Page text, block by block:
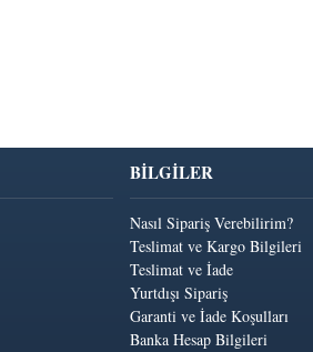
BİLGİLER
Nasıl Sipariş Verebilirim?
Teslimat ve Kargo Bilgileri
Teslimat ve İade
Yurtdışı Sipariş
Garanti ve İade Koşulları
Banka Hesap Bilgileri